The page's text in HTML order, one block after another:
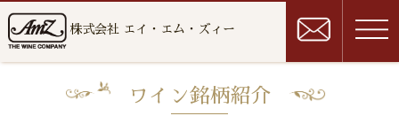
株式会社 エイ・エム・ズィー
ワイン銘柄紹介